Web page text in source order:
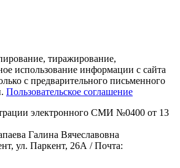
тиражирование,
использование информации с сайта
с предварительного письменного
Пользовательское соглашение
электронного СМИ №0400 от 13
Галина Вячеславовна
ул. Паркент, 26А / Почта: